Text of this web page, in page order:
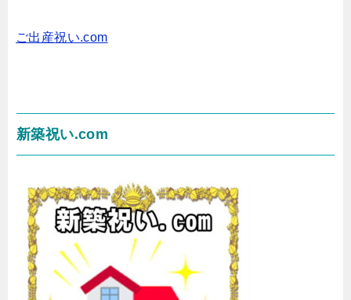
ご出産祝い.com
新築祝い.com